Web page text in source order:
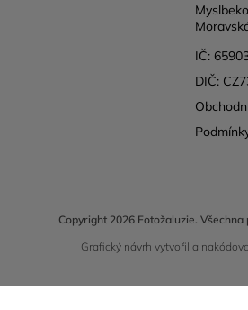
IČ:
DIČ:
Copyright 2026 Fotožaluzie. Všechna
Grafický návrh vytvořil a